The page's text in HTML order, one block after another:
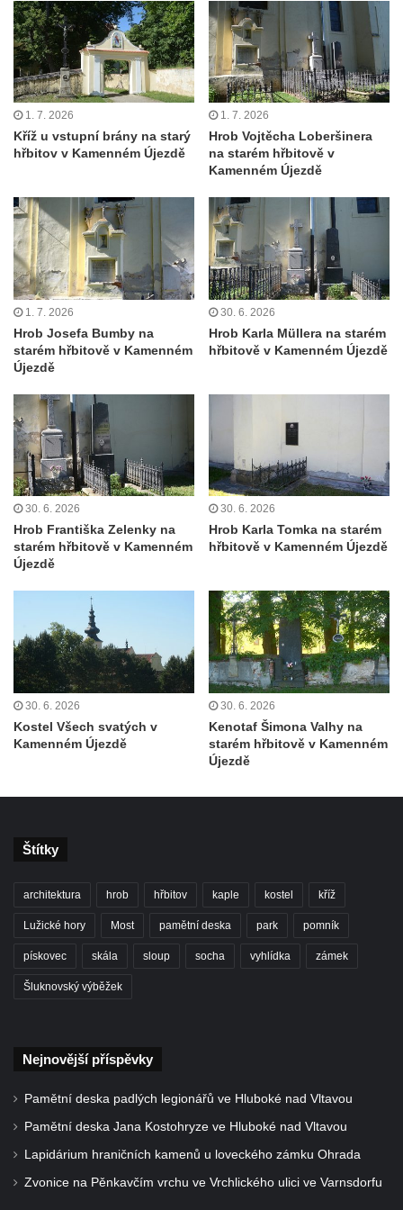
Maazův kříž na Kostelní stezce v
Mikulášovicích
Boží muka na Kostelní stezce v
Mikulášovicích
Mikulášovicích
Hammerberský kříž na křižovatce mezi
domy čp. 739 a 758 v Mikulášovicích
Kříž Johannese Herlta poblíž domu čp. 428
v Mikulášovicích
Drascheho kříž na zahradě domu čp. 915 v
Mikulášovicích
Hillův kříž u domu čp. 436 v Mikulášovicích
Hampelův kříž západně od dolního nádraží
Kříž před kostelem svatých Petra a Pavla v
Růžové
Centrální kříž na starém hřbitově ve
Vilémově
Centrální kříž na novém hřbitově ve
Vilémově
Kříž u cesty mezi Růžovou a Kamenickou
Strání
Kříž u severní zdi kostela Nalezení svatého
Kříže ve Frýdlantu
Kříž na Křížové cestě na Křížovém vrchu ve
Frýdlantu
Centrální kříž hřbitova ve Sloupu v Čechách
Kříž u koryta náhonu na Chřibské Kamenici
Kříž na zahradě u domu ev. č. 11 v
Kunraticích u Šluknova
Kříž naproti domu čp. 34 v Kunraticích u
Knížecím
Rychnově u Jablonce nad Nisou
Boží muka Anděl strážce v Kostelní ulici v
Rychnově u Jablonce nad Nisou
Centrální kříž bývalého hřbitova u kostela
1. 7. 2026
Kříž u vstupní brány na starý
hřbitov v Kamenném Újezdě
1. 7. 2026
Hrob Vojtěcha Loberšinera
na starém hřbitově v
Kamenném Újezdě
1. 7. 2026
Hrob Josefa Bumby na
starém hřbitově v Kamenném
Újezdě
30. 6. 2026
Hrob Karla Müllera na starém
hřbitově v Kamenném Újezdě
30. 6. 2026
Hrob Františka Zelenky na
starém hřbitově v Kamenném
Újezdě
30. 6. 2026
Hrob Karla Tomka na starém
hřbitově v Kamenném Újezdě
30. 6. 2026
Kostel Všech svatých v
Kamenném Újezdě
30. 6. 2026
Kenotaf Šimona Valhy na
starém hřbitově v Kamenném
Újezdě
Štítky
architektura hrob hřbitov kaple kostel kříž
Lužické hory Most pamětní deska park pomník
pískovec skála sloup socha vyhlídka zámek
Šluknovský výběžek
Nejnovější příspěvky
Pamětní deska padlých legionářů ve Hluboké nad Vltavou
Pamětní deska Jana Kostohryze ve Hluboké nad Vltavou
Lapidárium hraničních kamenů u loveckého zámku Ohrada
Zvonice na Pěnkavčím vrchu ve Vrchlického ulici ve Varnsdorfu